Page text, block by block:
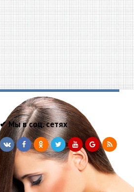
✔ Мы в соц. сетях